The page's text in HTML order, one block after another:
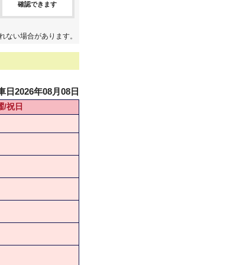
確認できます
い場合があります。
日2026年08月08日
/祝日